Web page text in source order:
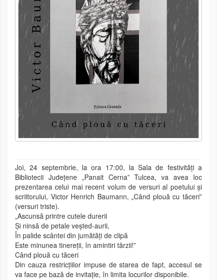
Joi, 24 septembrie, la ora 17:00, la Sala de festivități a
Bibliotecii Județene „Panait Cerna” Tulcea, va avea loc
prezentarea celui mai recent volum de versuri al poetului și
scriitorului, Victor Henrich Baumann, „Când plouă cu tăceri”
(versuri triste).
„Ascunsă printre cutele durerii
Și ninsă de petale veșted-aurii,
În palide scântei din jumătăți de clipă
Este minunea tinereții, în amintiri târzii!”
Când plouă cu tăceri
Din cauza restricțiilor impuse de starea de fapt, accesul se
va face pe bază de invitație, în limita locurilor disponibile.